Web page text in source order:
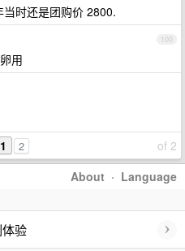
时还是团购价 2800.
100
用
of 2
1 2
About · Language
验 ›